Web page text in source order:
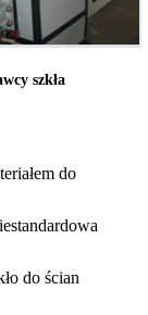
szkła
do
do ścian